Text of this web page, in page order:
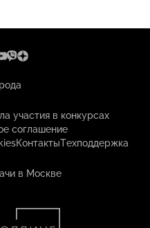
участия в конкурсах
соглашение
КонтактыТехподдержка
в Москве